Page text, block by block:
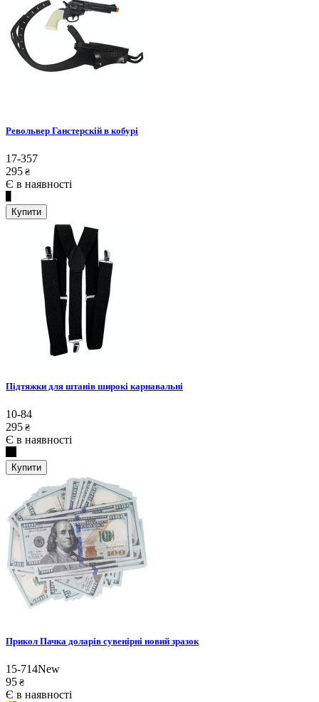
Револьвер Ганстерскій в кобурі
17-357
295 ₴
Є в наявності
Купити
Підтяжки для штанів широкі карнавальні
10-84
295 ₴
Є в наявності
Купити
Прикол Пачка доларів сувенірні новий зразок
15-714New
95 ₴
Є в наявності